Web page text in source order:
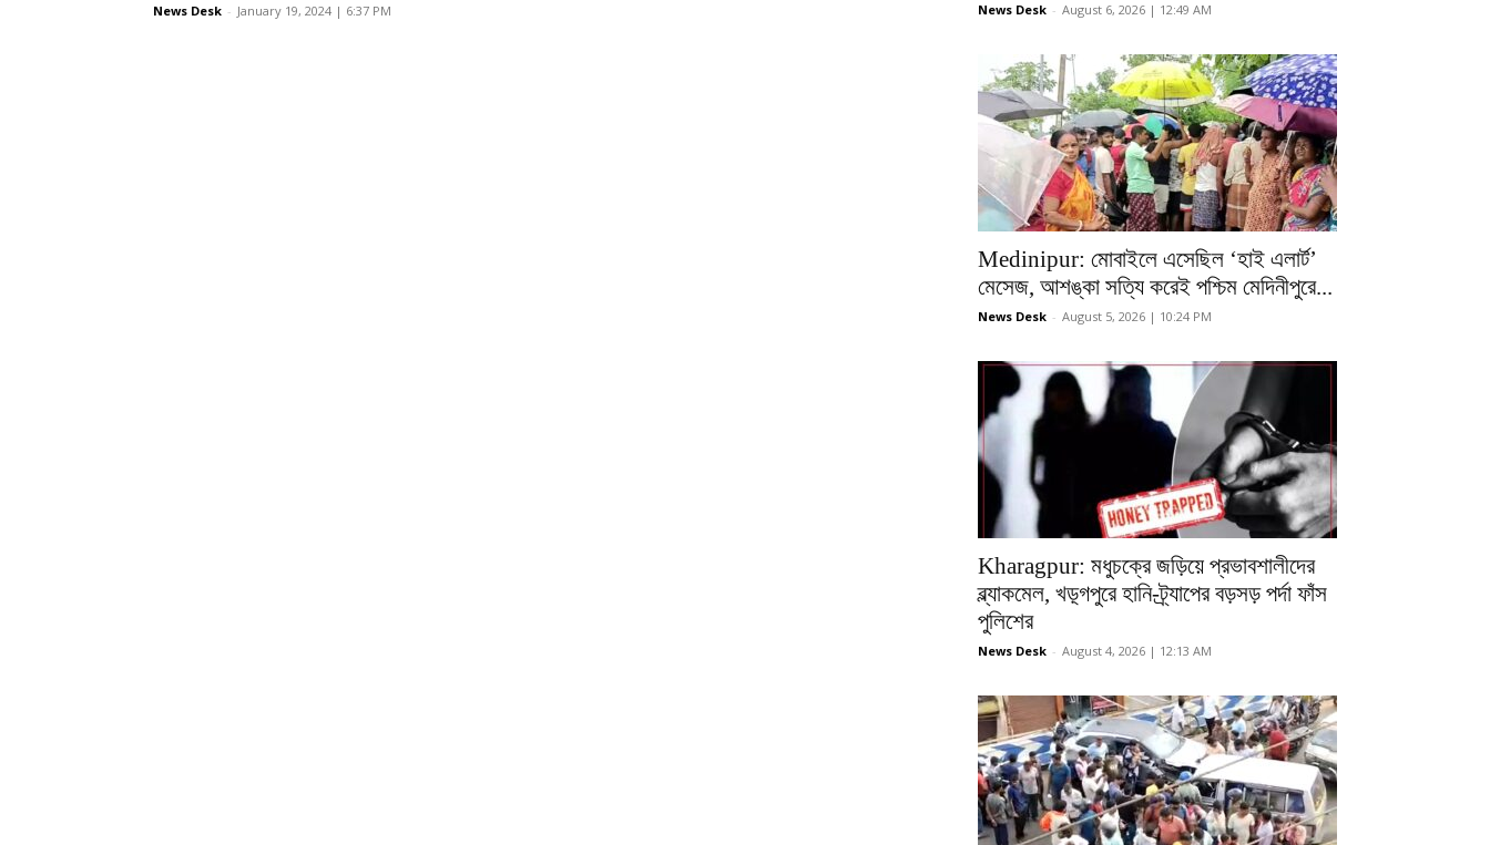
News Desk - January 19, 2024 | 6:37 PM News Desk - August 6, 2026 | 12:49 AM
Medinipur: মোবাইলে এসেছিল ‘হাই এলার্ট’
মেসেজ, আশঙ্কা সত্যি করেই পশ্চিম মেদিনীপুরে...
News Desk - August 5, 2026 | 10:24 PM
Kharagpur: মধুচক্রে জড়িয়ে প্রভাবশালীদের
ব্ল্যাকমেল, খড়্গপুরে হানি-ট্র্যাপের বড়সড় পর্দা ফাঁস
পুলিশের
News Desk - August 4, 2026 | 12:13 AM